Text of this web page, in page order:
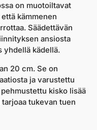
on muotoiltavat
kämmenen
Säädettävän
ansiosta
yhdellä kädellä.
20 cm. Se on
ja varustettu
kisko lisää
tukevan tuen